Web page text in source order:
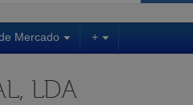
Mercado +
LDA